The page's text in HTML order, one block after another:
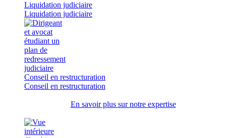
Liquidation judiciaire
Liquidation judiciaire
Conseil en restructuration
Conseil en restructuration
En savoir plus sur notre expertise